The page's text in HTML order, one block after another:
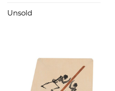
de tiraje. 41 x 23 cm
Unsold